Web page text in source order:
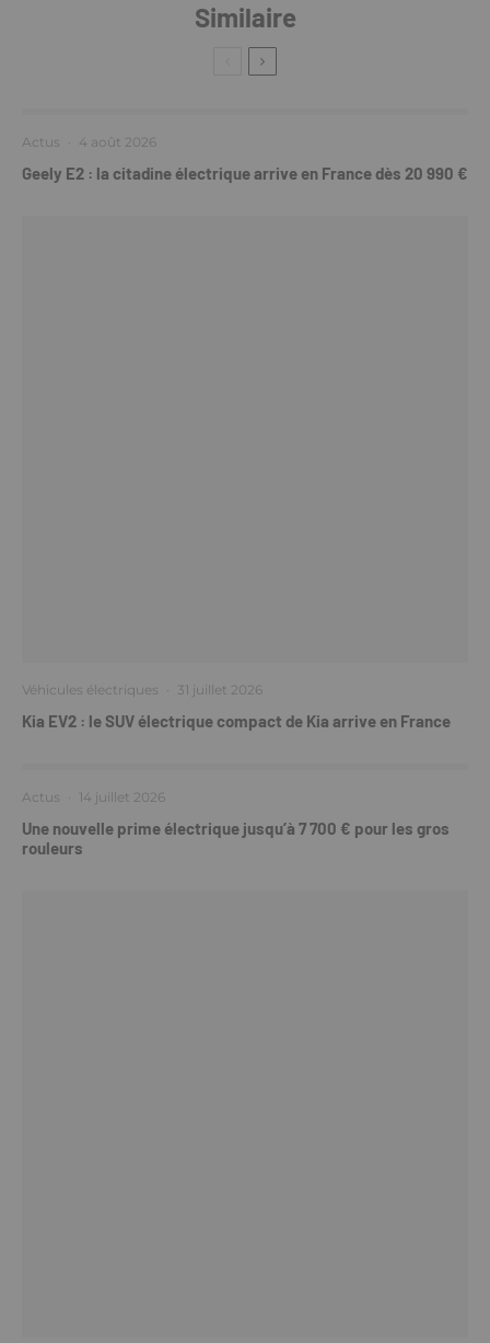
Similaire
Actus · 4 août 2026
Geely E2 : la citadine électrique arrive en France dès 20 990 €
Véhicules électriques · 31 juillet 2026
Kia EV2 : le SUV électrique compact de Kia arrive en France
Actus · 14 juillet 2026
Une nouvelle prime électrique jusqu’à 7 700 € pour les gros
rouleurs